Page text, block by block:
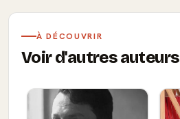
À DÉCOUVRIR
Voir d'autres auteurs